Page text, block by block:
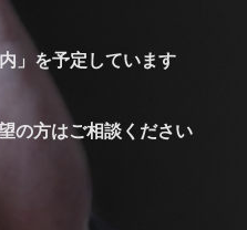
」を予定しています
の方はご相談ください